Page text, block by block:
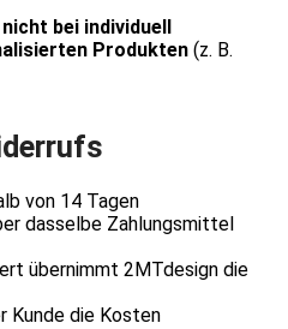
nicht bei individuell
Produkten (z. B.
von 14 Tagen
dasselbe Zahlungsmittel
übernimmt 2MTdesign die
Kunde die Kosten